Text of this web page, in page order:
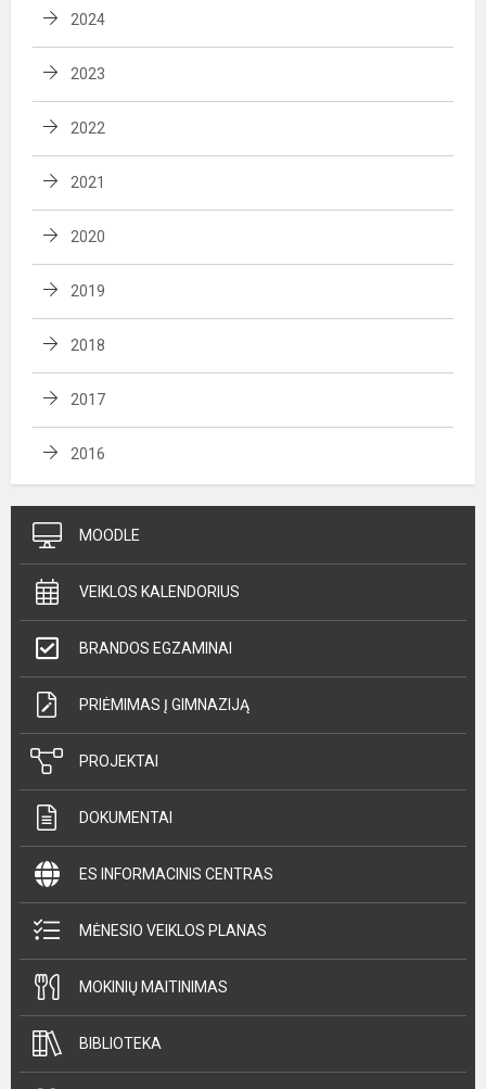
2024
2023
2022
2021
2020
2019
2018
2017
2016
MOODLE
VEIKLOS KALENDORIUS
BRANDOS EGZAMINAI
PRIĖMIMAS Į GIMNAZIJĄ
PROJEKTAI
DOKUMENTAI
ES INFORMACINIS CENTRAS
MĖNESIO VEIKLOS PLANAS
MOKINIŲ MAITINIMAS
BIBLIOTEKA